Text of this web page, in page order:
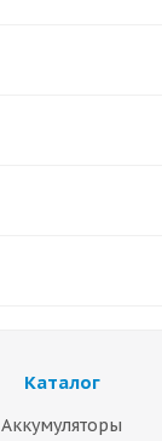
Каталог
Аккумуляторы